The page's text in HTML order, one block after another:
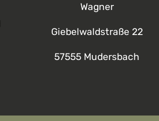
Wagner
Giebelwaldstraße 22
57555 Mudersbach